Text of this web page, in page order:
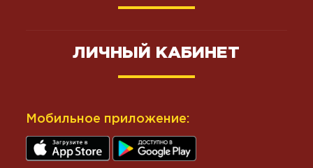
ЛИЧНЫЙ КАБИНЕТ
Мобильное приложение: